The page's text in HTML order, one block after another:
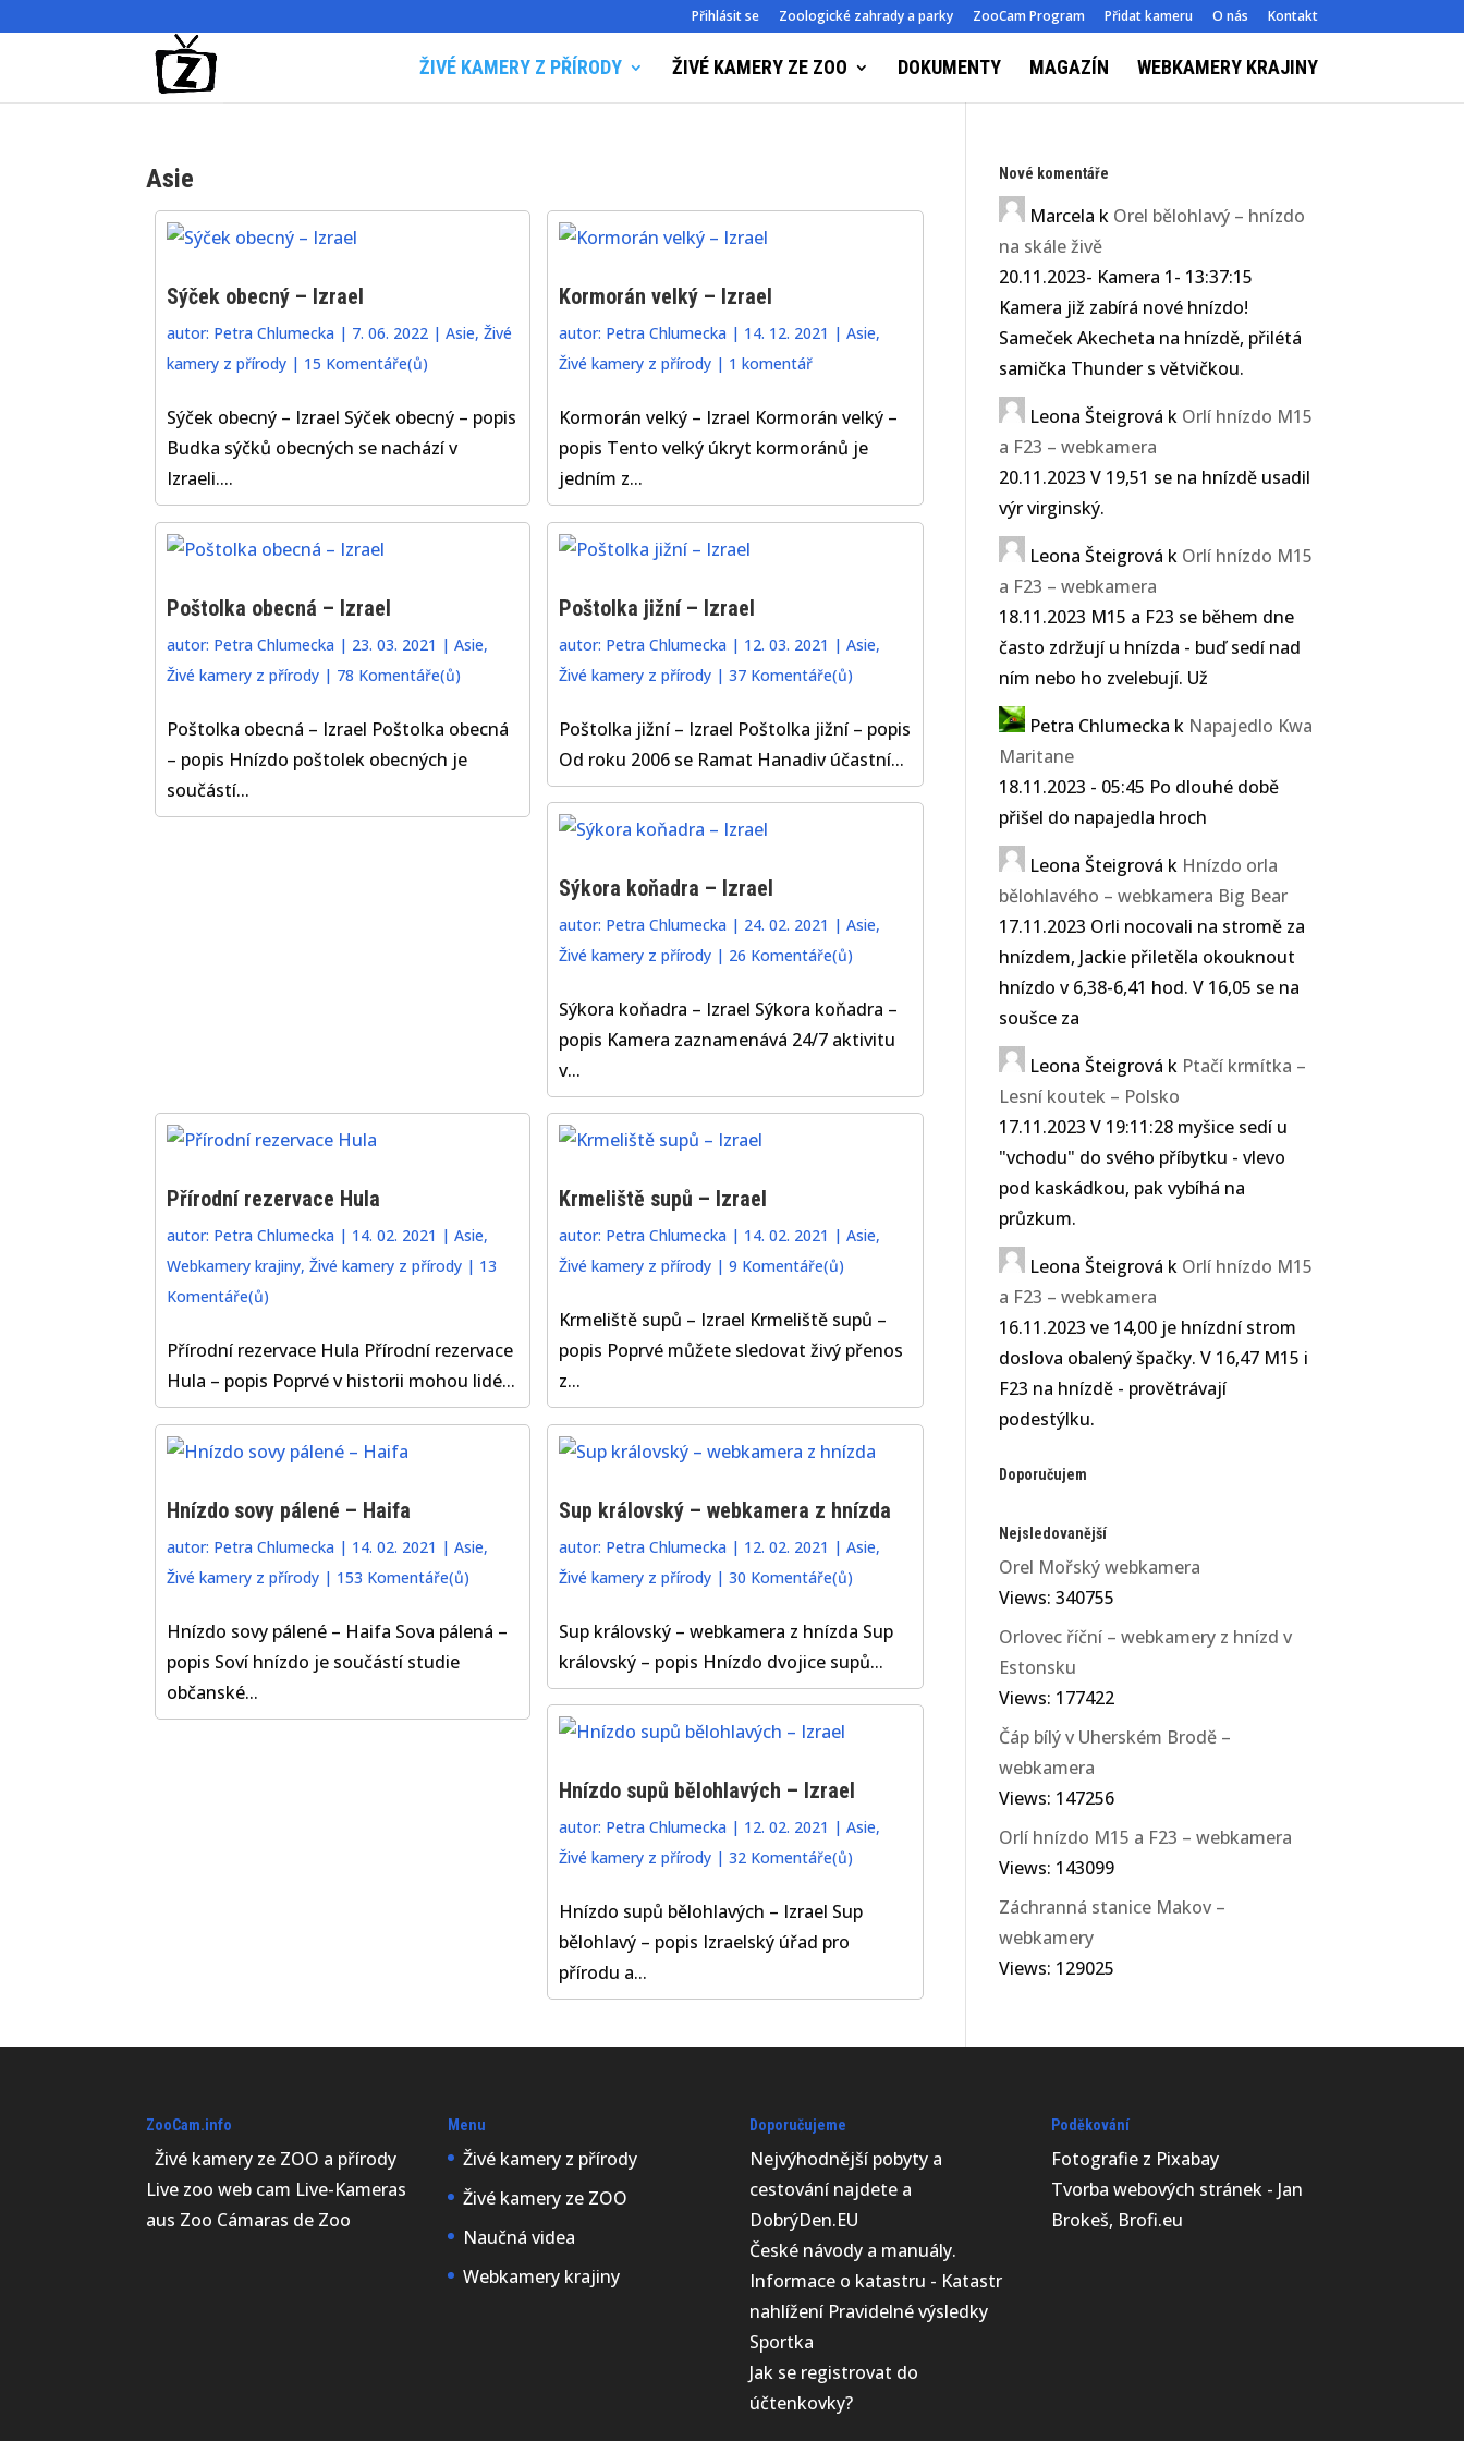
Přihlásit se Zoologické zahrady a parky ZooCam Program Přidat kameru O nás Kontakt
ŽIVÉ KAMERY Z PŘÍRODY ŽIVÉ KAMERY ZE ZOO DOKUMENTY MAGAZÍN WEBKAMERY KRAJINY
Asie
Sýček obecný – Izrael
autor: Petra Chlumecka| 7. 06. 2022| Asie, Živé
kamery z přírody| 15 Komentáře(ů)
Sýček obecný – Izrael Sýček obecný – popis
Budka sýčků obecných se nachází v
Izraeli....
Kormorán velký – Izrael
autor: Petra Chlumecka| 14. 12. 2021 | Asie,
Živé kamery z přírody| 1 komentář
Kormorán velký – Izrael Kormorán velký –
popis Tento velký úkryt kormoránů je
jedním z...
Poštolka obecná – Izrael
autor: Petra Chlumecka| 23. 03. 2021 | Asie,
Živé kamery z přírody| 78 Komentáře(ů)
Poštolka obecná – Izrael Poštolka obecná
– popis Hnízdo poštolek obecných je
součástí...
Poštolka jižní – Izrael
autor: Petra Chlumecka| 12. 03. 2021 | Asie,
Živé kamery z přírody| 37 Komentáře(ů)
Poštolka jižní – Izrael Poštolka jižní – popis
Od roku 2006 se Ramat Hanadiv účastní...
Sýkora koňadra – Izrael
autor: Petra Chlumecka| 24. 02. 2021 | Asie,
Živé kamery z přírody| 26 Komentáře(ů)
Sýkora koňadra – Izrael Sýkora koňadra –
popis Kamera zaznamenává 24/7 aktivitu
v...
Přírodní rezervace Hula
autor: Petra Chlumecka| 14. 02. 2021 | Asie,
Webkamery krajiny, Živé kamery z přírody| 13
Komentáře(ů)
Přírodní rezervace Hula Přírodní rezervace
Hula – popis Poprvé v historii mohou lidé...
Krmeliště supů – Izrael
autor: Petra Chlumecka| 14. 02. 2021 | Asie,
Živé kamery z přírody| 9 Komentáře(ů)
Krmeliště supů – Izrael Krmeliště supů –
popis Poprvé můžete sledovat živý přenos
z...
Hnízdo sovy pálené – Haifa
autor: Petra Chlumecka| 14. 02. 2021 | Asie,
Živé kamery z přírody| 153 Komentáře(ů)
Hnízdo sovy pálené – Haifa Sova pálená –
popis Soví hnízdo je součástí studie
občanské...
Sup královský – webkamera z hnízda
autor: Petra Chlumecka| 12. 02. 2021 | Asie,
Živé kamery z přírody| 30 Komentáře(ů)
Sup královský – webkamera z hnízda Sup
královský – popis Hnízdo dvojice supů...
Hnízdo supů bělohlavých – Izrael
autor: Petra Chlumecka| 12. 02. 2021 | Asie,
Živé kamery z přírody| 32 Komentáře(ů)
Hnízdo supů bělohlavých – Izrael Sup
bělohlavý – popis Izraelský úřad pro
přírodu a...
Nové komentáře
Marcela k Orel bělohlavý – hnízdo
na skále živě
20.11.2023- Kamera 1- 13:37:15
Kamera již zabírá nové hnízdo!
Sameček Akecheta na hnízdě, přilétá
samička Thunder s větvičkou.
Leona Šteigrová k Orlí hnízdo M15
a F23 – webkamera
20.11.2023 V 19,51 se na hnízdě usadil
výr virginský.
Leona Šteigrová k Orlí hnízdo M15
a F23 – webkamera
18.11.2023 M15 a F23 se během dne
často zdržují u hnízda - buď sedí nad
ním nebo ho zvelebují. Už
Petra Chlumecka k Napajedlo Kwa
Maritane
18.11.2023 - 05:45 Po dlouhé době
přišel do napajedla hroch
Leona Šteigrová k Hnízdo orla
bělohlavého – webkamera Big Bear
17.11.2023 Orli nocovali na stromě za
hnízdem, Jackie přiletěla okouknout
hnízdo v 6,38-6,41 hod. V 16,05 se na
soušce za
Leona Šteigrová k Ptačí krmítka –
Lesní koutek – Polsko
17.11.2023 V 19:11:28 myšice sedí u
"vchodu" do svého příbytku - vlevo
pod kaskádkou, pak vybíhá na
průzkum.
Leona Šteigrová k Orlí hnízdo M15
a F23 – webkamera
16.11.2023 ve 14,00 je hnízdní strom
doslova obalený špačky. V 16,47 M15 i
F23 na hnízdě - provětrávají
podestýlku.
Doporučujem
Nejsledovanější
Orel Mořský webkamera
Views: 340755
Orlovec říční – webkamery z hnízd v
Estonsku
Views: 177422
Čáp bílý v Uherském Brodě –
webkamera
Views: 147256
Orlí hnízdo M15 a F23 – webkamera
Views: 143099
Záchranná stanice Makov –
webkamery
Views: 129025
ZooCam.info
Živé kamery ze ZOO a přírody
Live zoo web cam Live-Kameras
aus Zoo Cámaras de Zoo
Menu
Živé kamery z přírody
Živé kamery ze ZOO
Naučná videa
Webkamery krajiny
Doporučujeme
Nejvýhodnější pobyty a
cestování najdete a
DobrýDen.EU
České návody a manuály.
Informace o katastru - Katastr
nahlížení Pravidelné výsledky
Sportka
Jak se registrovat do
účtenkovky?
Poděkování
Fotografie z Pixabay
Tvorba webových stránek - Jan
Brokeš, Brofi.eu